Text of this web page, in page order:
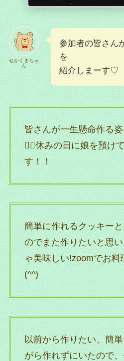
せかくまちゃ
ん
参加者の皆さん
を
紹介しまーす♡
皆さんが一生懸命作る
👍🏻休みの日に娘を預け
す！！
簡単に作れるクッキー
のでまた作りたいと思
ゃ美味しい!zoomでお
(^^)
以前から作りたい、簡
がら作れずにいたので